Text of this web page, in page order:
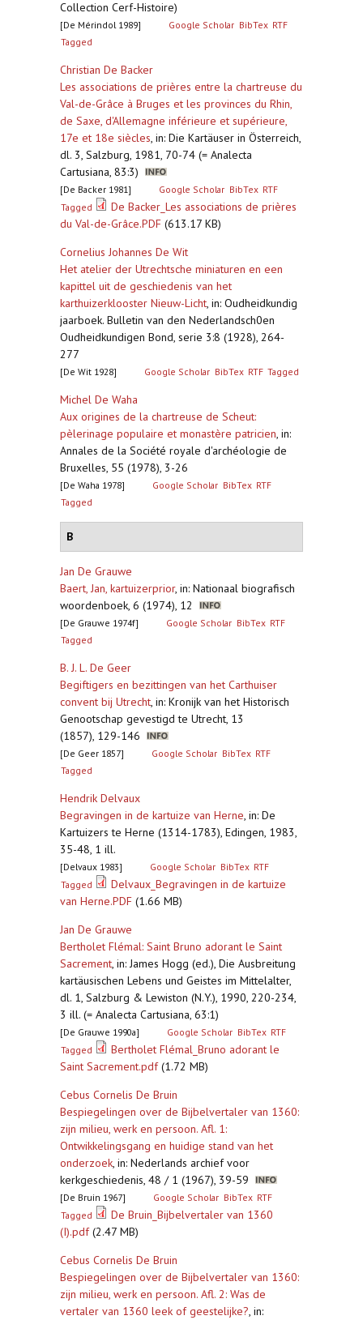
Collection Cerf-Histoire)
[De Mérindol 1989] Google Scholar BibTex RTF
Tagged
Christian De Backer
Les associations de prières entre la chartreuse du
Val-de-Grâce à Bruges et les provinces du Rhin,
de Saxe, d'Allemagne inférieure et supérieure,
17e et 18e siècles, in: Die Kartäuser in Österreich,
dl. 3, Salzburg, 1981, 70-74 (= Analecta
Cartusiana, 83:3)
[De Backer 1981] Google Scholar BibTex RTF
Tagged
De Backer_Les associations de prières
du Val-de-Grâce.PDF (613.17 KB)
Cornelius Johannes De Wit
Het atelier der Utrechtsche miniaturen en een
kapittel uit de geschiedenis van het
karthuizerklooster Nieuw-Licht, in: Oudheidkundig
jaarboek. Bulletin van den Nederlandsch0en
Oudheidkundigen Bond, serie 3:8 (1928), 264-
277
[De Wit 1928] Google Scholar BibTex RTF Tagged
Michel De Waha
Aux origines de la chartreuse de Scheut:
pèlerinage populaire et monastère patricien, in:
Annales de la Société royale d'archéologie de
Bruxelles, 55 (1978), 3-26
[De Waha 1978] Google Scholar BibTex RTF
Tagged
B
Jan De Grauwe
Baert, Jan, kartuizerprior, in: Nationaal biografisch
woordenboek, 6 (1974), 12
[De Grauwe 1974f] Google Scholar BibTex RTF
Tagged
B. J. L. De Geer
Begiftigers en bezittingen van het Carthuiser
convent bij Utrecht, in: Kronijk van het Historisch
Genootschap gevestigd te Utrecht, 13
(1857), 129-146
[De Geer 1857] Google Scholar BibTex RTF
Tagged
Hendrik Delvaux
Begravingen in de kartuize van Herne, in: De
Kartuizers te Herne (1314-1783), Edingen, 1983,
35-48, 1 ill.
[Delvaux 1983] Google Scholar BibTex RTF
Tagged
Delvaux_Begravingen in de kartuize
van Herne.PDF (1.66 MB)
Jan De Grauwe
Bertholet Flémal: Saint Bruno adorant le Saint
Sacrement, in: James Hogg (ed.), Die Ausbreitung
kartäusischen Lebens und Geistes im Mittelalter,
dl. 1, Salzburg & Lewiston (N.Y.), 1990, 220-234,
3 ill. (= Analecta Cartusiana, 63:1)
[De Grauwe 1990a] Google Scholar BibTex RTF
Tagged
Bertholet Flémal_Bruno adorant le
Saint Sacrement.pdf(1.72 MB)
Cebus Cornelis De Bruin
Bespiegelingen over de Bijbelvertaler van 1360:
zijn milieu, werk en persoon. Afl. 1:
Ontwikkelingsgang en huidige stand van het
onderzoek, in: Nederlands archief voor
kerkgeschiedenis, 48 / 1 (1967), 39-59
[De Bruin 1967] Google Scholar BibTex RTF
Tagged
De Bruin_Bijbelvertaler van 1360
(I).pdf(2.47 MB)
Cebus Cornelis De Bruin
Bespiegelingen over de Bijbelvertaler van 1360:
zijn milieu, werk en persoon. Afl. 2: Was de
vertaler van 1360 leek of geestelijke?, in: